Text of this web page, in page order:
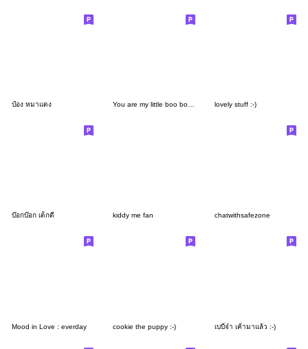
ป๋อง หมาแดง lovely stuff :-)
บ๊อกบ๊อก เด็กดี kiddy me fan chatwithsafezone
Mood in Love : everday cookie the puppy :-) เบบี๋จ๋า เค้ามาแล้ว :-)